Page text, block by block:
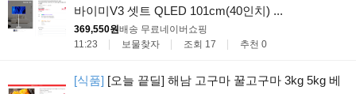
바이미V3 셋트 QLED 101cm(40인치) ...
369,550원배송 무료네이버쇼핑
11:23
보물찾자 조회 17 추천 0
[식품] [오늘 끝딜] 해남 고구마 꿀고구마 3kg 5kg 베